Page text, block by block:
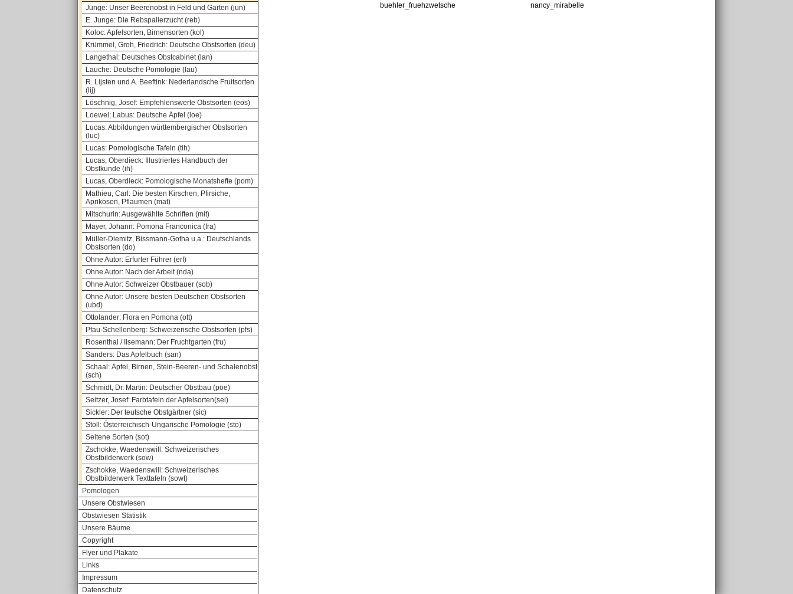
Junge: Unser Beerenobst in Feld und Garten (jun)
E. Junge: Die Rebspalierzucht (reb)
Koloc: Apfelsorten, Birnensorten (kol)
Krümmel, Groh, Friedrich: Deutsche Obstsorten (deu)
Langethal: Deutsches Obstcabinet (lan)
Lauche: Deutsche Pomologie (lau)
R. Lijsten und A. Beeftink: Nederlandsche Fruitsorten
(lij)
Löschnig, Josef: Empfehlenswerte Obstsorten (eos)
Loewel; Labus: Deutsche Äpfel (loe)
Lucas: Abbildungen württembergischer Obstsorten
(luc)
Lucas: Pomologische Tafeln (tih)
Lucas, Oberdieck: Illustriertes Handbuch der
Obstkunde (ih)
Lucas, Oberdieck: Pomologische Monatshefte (pom)
Mathieu, Carl: Die besten Kirschen, Pfirsiche,
Aprikosen, Pflaumen (mat)
Mitschurin: Ausgewählte Schriften (mit)
Mayer, Johann: Pomona Franconica (fra)
Müller-Diemitz, Bissmann-Gotha u.a.: Deutschlands
Obstsorten (do)
Ohne Autor: Erfurter Führer (erf)
Ohne Autor: Nach der Arbeit (nda)
Ohne Autor: Schweizer Obstbauer (sob)
Ohne Autor: Unsere besten Deutschen Obstsorten
(ubd)
Ottolander: Flora en Pomona (ott)
Pfau-Schellenberg: Schweizerische Obstsorten (pfs)
Rosenthal / Ilsemann: Der Fruchtgarten (fru)
Sanders: Das Apfelbuch (san)
Schaal: Äpfel, Birnen, Stein-Beeren- und Schalenobst
(sch)
Schmidt, Dr. Martin: Deutscher Obstbau (poe)
Seitzer, Josef: Farbtafeln der Apfelsorten(sei)
Sickler: Der teutsche Obstgärtner (sic)
Stoll: Österreichisch-Ungarische Pomologie (sto)
Seltene Sorten (sot)
Zschokke, Waedenswill: Schweizerisches
Obstbilderwerk (sow)
Zschokke, Waedenswill: Schweizerisches
Obstbilderwerk Texttafeln (sowt)
Pomologen
Unsere Obstwiesen
Obstwiesen Statistik
Unsere Bäume
Copyright
Flyer und Plakate
Links
Impressum
Datenschutz
buehler_fruehzwetsche nancy_mirabelle